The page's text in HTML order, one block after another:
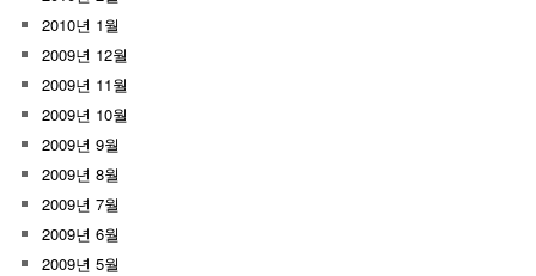
2010년 1월
2009년 12월
2009년 11월
2009년 10월
2009년 9월
2009년 8월
2009년 7월
2009년 6월
2009년 5월